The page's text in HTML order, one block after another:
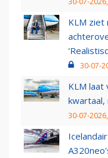
KLM
30-07-
KLM
kwartaal,
30-07-